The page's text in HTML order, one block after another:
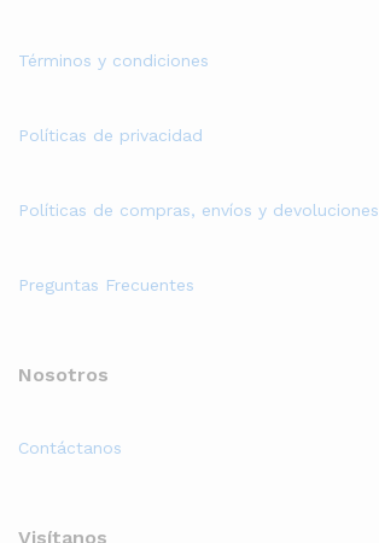
Términos y condiciones
Políticas de privacidad
Políticas de compras, envíos y devoluciones
Preguntas Frecuentes
Nosotros
Contáctanos
Visítanos